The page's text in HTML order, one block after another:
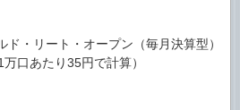
ド・リート・オープン（毎月決算型）
口あたり35円で計算）